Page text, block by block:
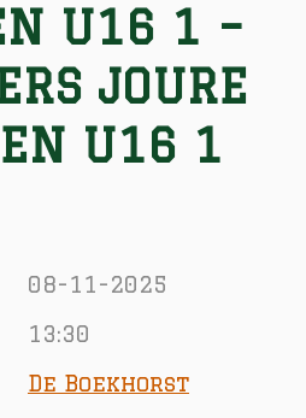
U16 1 –
JOURE
U16 1
08-11-2025
13:30
De Boekhorst